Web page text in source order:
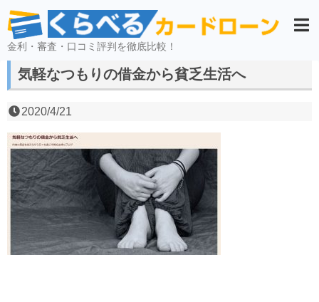
金利・審査・口コミ評判を徹底比較！
気軽なつもりの借金から貧乏生活へ
2020/4/21